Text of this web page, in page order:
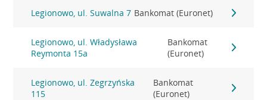
Legionowo, ul. Suwalna 7 Bankomat (Euronet)
Legionowo, ul. Władysława
Reymonta 15a
Bankomat
(Euronet)
Legionowo, ul. Zegrzyńska
115
Bankomat
(Euronet)